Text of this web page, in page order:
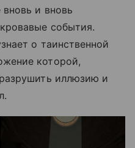
и вновь
события.
о таинственной
которой,
иллюзию и